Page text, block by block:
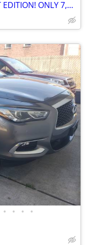
2018 NISSAN SENTRA SR MIDNIGHT EDITION! ONLY 7,384 MILES!
• • • •